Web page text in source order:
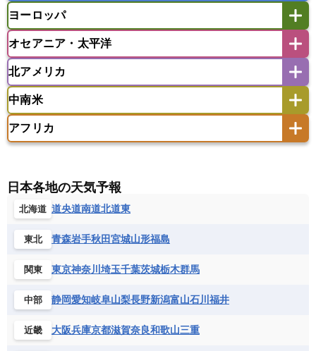
マレーシア
ミャンマー
ラオス人民民主共和国
東ティモール民主共和国
バングラデシュ
モルディブ
アフガニスタン
イスラエル
ウズベキスタン
オマーン
カザフスタン
カタール
キプロス
キルギス
タジキスタン
バーレーン
ヨルダン レバノン
ヨーロッパ
アイスランド
アゼルバイジャン
イギリス
イタリア
ウクライナ
エストニア
オランダ
オーストリア
ギリシャ
スロバキア
スロベニア共和国
チェコ
デンマーク
フランス
ベルギー
ボスニア・ヘルツェゴビナ
モナコ公国
モルドバ
モンテネグロ
ラトビア
リトアニア
リヒテンシュタイン
オセアニア・太平洋
アメリカ領サモア
サモア独立国
ソロモン諸島
タヒチ
ツバル
トンガ ナウル共和国
ニウエ
バヌアツ
パプアニューギニア
ワリス・フテュナ
北アメリカ
バーミューダ諸島
中南米
アメリカ領バージン諸島
キューバ
グアテマラ
グレナダ
ケイマン諸島
コロンビア
ジャマイカ
セントクリストファー・ネービス
セントビンセント及びグレナディーン諸島
セントルシア
チリ
トリニダード・トバゴ
ドミニカ共和国
ニカラグア共和国
ハイチ共和国
アフリカ
エジプト
エスワティニ王国
エリトリア国
カメルーン
ギニアビサウ共和国
ケニア
コンゴ共和国
コンゴ民主共和国
コートジボワール
サントメ・プリンシペ民主共和国
ザンビア共和国
シエラレオネ共和国
ジブチ共和国
ジンバブエ
日本各地の天気予報
北海道 道央道南道北道東
東北 青森岩手秋田宮城山形福島
関東 東京神奈川 埼玉千葉茨城栃木群馬
中部 静岡愛知岐阜山梨長野新潟富山石川 福井
近畿 大阪兵庫京都滋賀奈良和歌山三重